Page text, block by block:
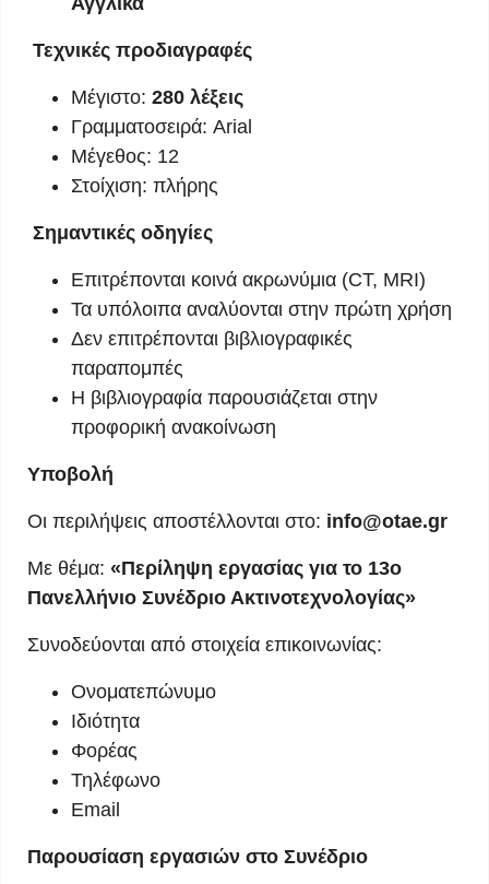
Τεχνικές προδιαγραφές
Μέγιστο: 280 λέξεις
Γραμματοσειρά: Arial
Μέγεθος: 12
Στοίχιση: πλήρης
Σημαντικές οδηγίες
Επιτρέπονται κοινά ακρωνύμια (CT, MRI)
Τα υπόλοιπα αναλύονται στην πρώτη χρήση
Δεν επιτρέπονται βιβλιογραφικές
παραπομπές
Η βιβλιογραφία παρουσιάζεται στην
προφορική ανακοίνωση
Υποβολή
Οι περιλήψεις αποστέλλονται στο: info@otae.gr
Με θέμα: «Περίληψη εργασίας για το 13ο
Πανελλήνιο Συνέδριο Ακτινοτεχνολογίας»
Συνοδεύονται από στοιχεία επικοινωνίας:
Ονοματεπώνυμο
Ιδιότητα
Φορέας
Τηλέφωνο
Email
Παρουσίαση εργασιών στο Συνέδριο